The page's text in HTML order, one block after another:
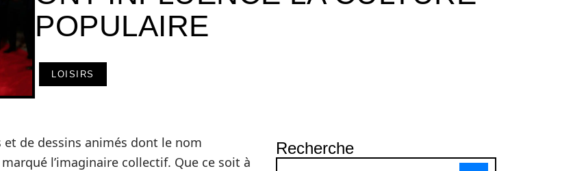
POPULAIRE
LOISIRS
de dessins animés dont le nom
l’imaginaire collectif. Que ce soit à
Recherche